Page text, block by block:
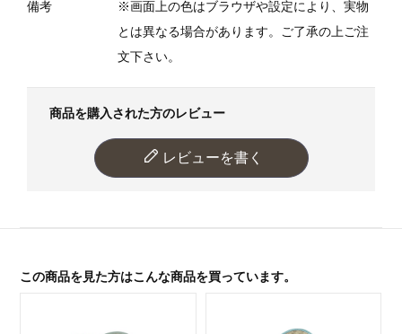
備考
※画面上の色はブラウザや設定により、実物
とは異なる場合があります。ご了承の上ご注
文下さい。
商品を購入された方のレビュー
レビューを書く
この商品を見た方はこんな商品を買っています。